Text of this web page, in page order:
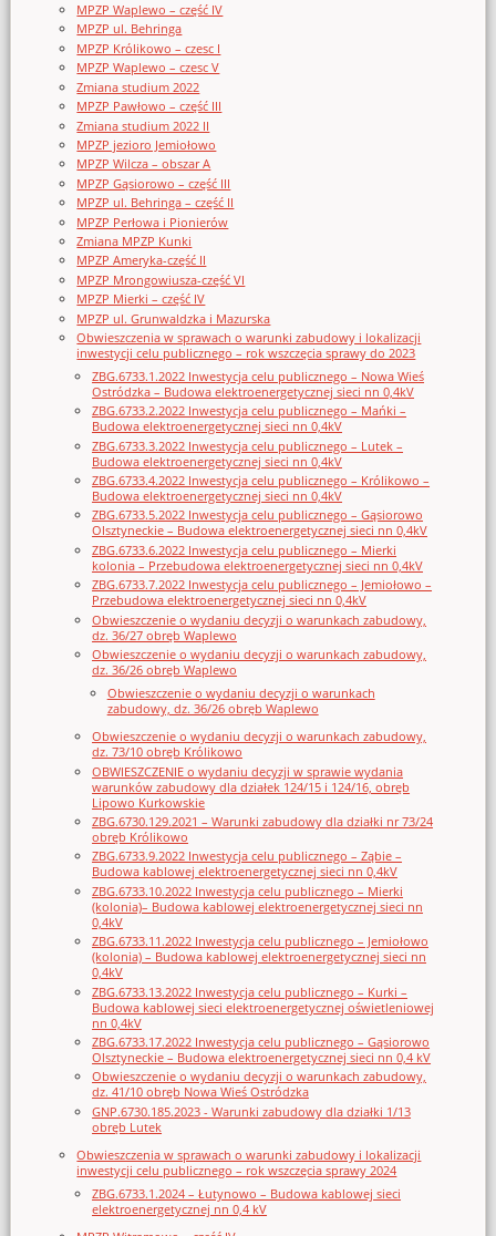
MPZP Waplewo – część IV
MPZP ul. Behringa
MPZP Królikowo – czesc I
MPZP Waplewo – czesc V
Zmiana studium 2022
MPZP Pawłowo – część III
Zmiana studium 2022 II
MPZP jezioro Jemiołowo
MPZP Wilcza – obszar A
MPZP Gąsiorowo – część III
MPZP ul. Behringa – część II
MPZP Perłowa i Pionierów
Zmiana MPZP Kunki
MPZP Ameryka-część II
MPZP Mrongowiusza-część VI
MPZP Mierki – część IV
MPZP ul. Grunwaldzka i Mazurska
Obwieszczenia w sprawach o warunki zabudowy i lokalizacji
inwestycji celu publicznego – rok wszczęcia sprawy do 2023
ZBG.6733.1.2022 Inwestycja celu publicznego – Nowa Wieś
Ostródzka – Budowa elektroenergetycznej sieci nn 0,4kV
ZBG.6733.2.2022 Inwestycja celu publicznego – Mańki –
Budowa elektroenergetycznej sieci nn 0,4kV
ZBG.6733.3.2022 Inwestycja celu publicznego – Lutek –
Budowa elektroenergetycznej sieci nn 0,4kV
ZBG.6733.4.2022 Inwestycja celu publicznego – Królikowo –
Budowa elektroenergetycznej sieci nn 0,4kV
ZBG.6733.5.2022 Inwestycja celu publicznego – Gąsiorowo
Olsztyneckie – Budowa elektroenergetycznej sieci nn 0,4kV
ZBG.6733.6.2022 Inwestycja celu publicznego – Mierki
kolonia – Przebudowa elektroenergetycznej sieci nn 0,4kV
ZBG.6733.7.2022 Inwestycja celu publicznego – Jemiołowo –
Przebudowa elektroenergetycznej sieci nn 0,4kV
Obwieszczenie o wydaniu decyzji o warunkach zabudowy,
dz. 36/27 obręb Waplewo
Obwieszczenie o wydaniu decyzji o warunkach zabudowy,
dz. 36/26 obręb Waplewo
Obwieszczenie o wydaniu decyzji o warunkach
zabudowy, dz. 36/26 obręb Waplewo
Obwieszczenie o wydaniu decyzji o warunkach zabudowy,
dz. 73/10 obręb Królikowo
OBWIESZCZENIE o wydaniu decyzji w sprawie wydania
warunków zabudowy dla działek 124/15 i 124/16, obręb
Lipowo Kurkowskie
ZBG.6730.129.2021 – Warunki zabudowy dla działki nr 73/24
obręb Królikowo
ZBG.6733.9.2022 Inwestycja celu publicznego – Ząbie –
Budowa kablowej elektroenergetycznej sieci nn 0,4kV
ZBG.6733.10.2022 Inwestycja celu publicznego – Mierki
(kolonia)– Budowa kablowej elektroenergetycznej sieci nn
0,4kV
ZBG.6733.11.2022 Inwestycja celu publicznego – Jemiołowo
(kolonia) – Budowa kablowej elektroenergetycznej sieci nn
0,4kV
ZBG.6733.13.2022 Inwestycja celu publicznego – Kurki –
Budowa kablowej sieci elektroenergetycznej oświetleniowej
nn 0,4kV
ZBG.6733.17.2022 Inwestycja celu publicznego – Gąsiorowo
Olsztyneckie – Budowa elektroenergetycznej sieci nn 0,4 kV
Obwieszczenie o wydaniu decyzji o warunkach zabudowy,
dz. 41/10 obręb Nowa Wieś Ostródzka
GNP.6730.185.2023 - Warunki zabudowy dla działki 1/13
obręb Lutek
Obwieszczenia w sprawach o warunki zabudowy i lokalizacji
inwestycji celu publicznego – rok wszczęcia sprawy 2024
ZBG.6733.1.2024 – Łutynowo – Budowa kablowej sieci
elektroenergetycznej nn 0,4 kV